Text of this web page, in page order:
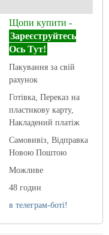
Щопи купити -
Зареєструйтесь
Ось Тут!
Пакування за свій
рахунок
Готівка, Переказ на
пластикову карту,
Накладений платіж
Самовивіз, Відправка
Новою Поштою
Можливе
48 годин
в телеграм-боті!